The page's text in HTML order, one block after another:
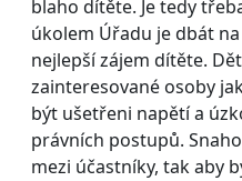
blaho dítěte. Je tedy
úkolem Úřadu je dbát
nejlepší zájem dítěte.
zainteresované osoby
být ušetřeni napětí a
právních postupů.
mezi účastníky, tak aby